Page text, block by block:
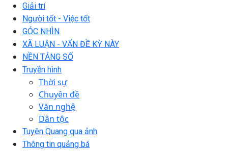
Giải trí
Người tốt - Việc tốt
GÓC NHÌN
XÃ LUẬN - VẤN ĐỀ KỲ NÀY
NỀN TẢNG SỐ
Truyền hình
Thời sự
Chuyên đề
Văn nghệ
Dân tộc
Tuyên Quang qua ảnh
Thông tin quảng bá